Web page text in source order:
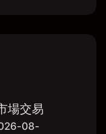
場交易
08-